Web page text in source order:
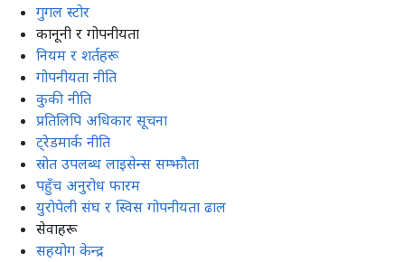
गुगल स्टोर
कानूनी र गोपनीयता
नियम र शर्तहरू
गोपनीयता नीति
कुकी नीति
प्रतिलिपि अधिकार सूचना
ट्रेडमार्क नीति
स्रोत उपलब्ध लाइसेन्स सम्झौता
पहुँच अनुरोध फारम
युरोपेली संघ र स्विस गोपनीयता ढाल
सेवाहरू
सहयोग केन्द्र